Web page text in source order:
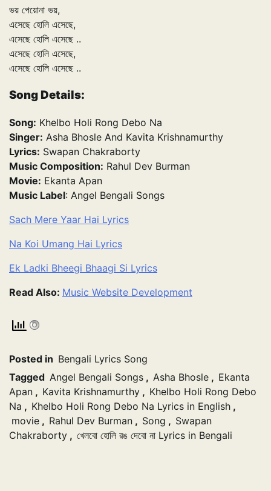
ভয় পেয়োনা ভয়,
এসেছে হোলি এসেছে,
এসেছে হোলি এসেছে ..
এসেছে হোলি এসেছে,
এসেছে হোলি এসেছে ..
Song Details:
Song: Khelbo Holi Rong Debo Na
Singer: Asha Bhosle And Kavita Krishnamurthy
Lyrics: Swapan Chakraborty
Music Composition: Rahul Dev Burman
Movie: Ekanta Apan
Music Label: Angel Bengali Songs
Sach Mere Yaar Hai Lyrics
Na Koi Umang Hai Lyrics
Ek Ladki Bheegi Bhaagi Si Lyrics
Read Also: Music Website Development
Posted in Bengali Lyrics Song
Tagged Angel Bengali Songs , Asha Bhosle , Ekanta
Apan , Kavita Krishnamurthy , Khelbo Holi Rong Debo
Na , Khelbo Holi Rong Debo Na Lyrics in English ,
movie , Rahul Dev Burman , Song , Swapan
Chakraborty , খেলবো হোলি রঙ দেবো না Lyrics in Bengali